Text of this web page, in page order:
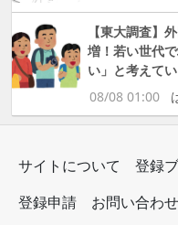
【東大調査】
増！若い世代
い」と考えて
08/08 01:00
サイトについて 登録
登録申請
お問い合わせ